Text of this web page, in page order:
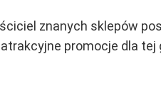
znanych sklepów
promocje dla tej